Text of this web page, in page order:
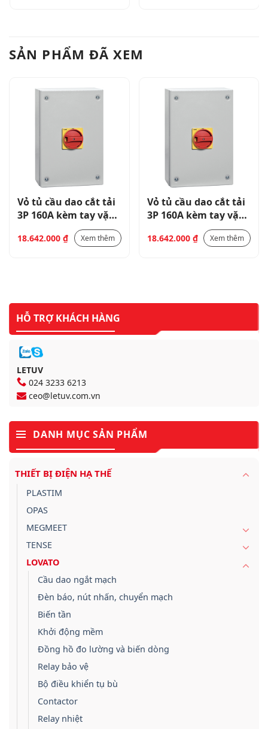
SẢN PHẨM ĐÃ XEM
Vỏ tủ cầu dao cắt tải
3P 160A kèm tay vặn
GAX61 PADLOCKABLE
HANDLE_55KW /
18.642.000 ₫ Xem thêm
Vỏ tủ cầu dao cắt tải
3P 160A kèm tay vặn
GAX61 PADLOCKABLE
HANDLE_55KW /
18.642.000 ₫ Xem thêm
HỖ TRỢ KHÁCH HÀNG
LETUV
024 3233 6213
ceo@letuv.com.vn
DANH MỤC SẢN PHẨM
THIẾT BỊ ĐIỆN HẠ THẾ
PLASTIM
OPAS
MEGMEET
TENSE
LOVATO
Cầu dao ngắt mạch
Đèn báo, nút nhấn, chuyển mạch
Biến tần
Khởi động mềm
Đồng hồ đo lường và biến dòng
Relay bảo vệ
Bộ điều khiển tụ bù
Contactor
Relay nhiệt